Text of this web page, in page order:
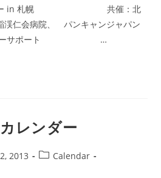
ミナー in 札幌 共催：北
渓仁会病院、 パンキャンジャパン
ンサーサポート …
レンダー
2013
PostCalendar